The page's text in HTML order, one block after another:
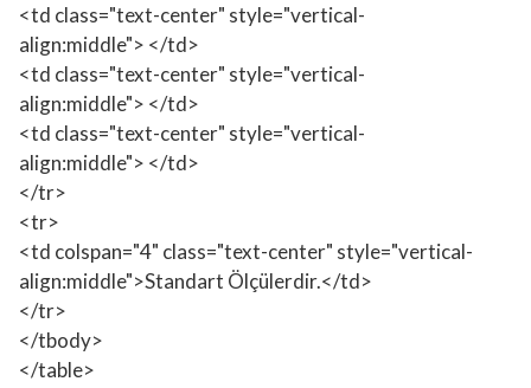
<td class="text-center" style="vertical-
align:middle"> </td>
<td class="text-center" style="vertical-
align:middle"> </td>
<td class="text-center" style="vertical-
align:middle"> </td>
</tr>
<tr>
<td colspan="4" class="text-center" style="vertical-
align:middle">Standart Ölçülerdir.</td>
</tr>
</tbody>
</table>